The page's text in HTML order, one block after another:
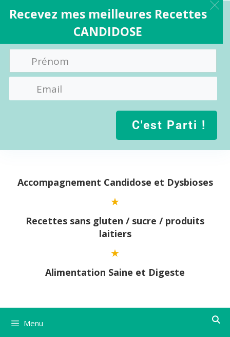
contenuAccompagnement Candidose et Dysbioses
Recettes sans gluten / sucre / produits
laitiers
Alimentation Saine et Digeste
Menu
Recevez mes meilleures Recettes
CANDIDOSE
C'est Parti !